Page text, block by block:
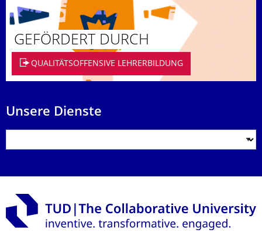
GEFÖRDERT DURCH
QUALITÄTSOFFENSIVE LEHRERBILDUNG
Unsere Dienste